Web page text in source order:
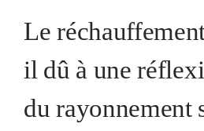
Le
il dû à une
du rayonnement